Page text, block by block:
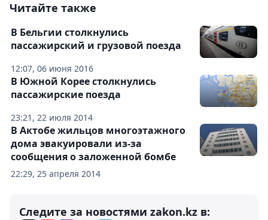
Читайте также
12:07, 06 июня 2016
В Бельгии столкнулись
пассажирский и грузовой поезда
23:21, 22 июля 2014
В Южной Корее столкнулись
пассажирские поезда
22:29, 25 апреля 2014
В Актобе жильцов многоэтажного
дома эвакуировали из-за
сообщения о заложенной бомбе
Следите за новостями zakon.kz в: